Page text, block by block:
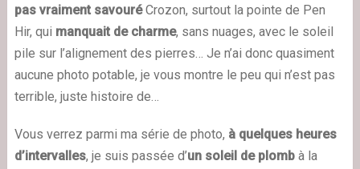
pas vraiment savouréCrozon, surtout la pointe de Pen
Hir, qui manquait de charme, sans nuages, avec le soleil
pile sur l’alignement des pierres… Je n’ai donc quasiment
aucune photo potable, je vous montre le peu qui n’est pas
terrible, juste histoire de…
Vous verrez parmi ma série de photo, à quelques heures
d’intervalles, je suis passée d’un soleil de plombà la